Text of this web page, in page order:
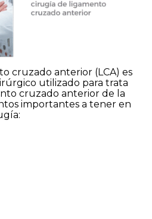
cruzado anterior (LCA) es
utilizado para trata
cruzado anterior de la
importantes a tener en